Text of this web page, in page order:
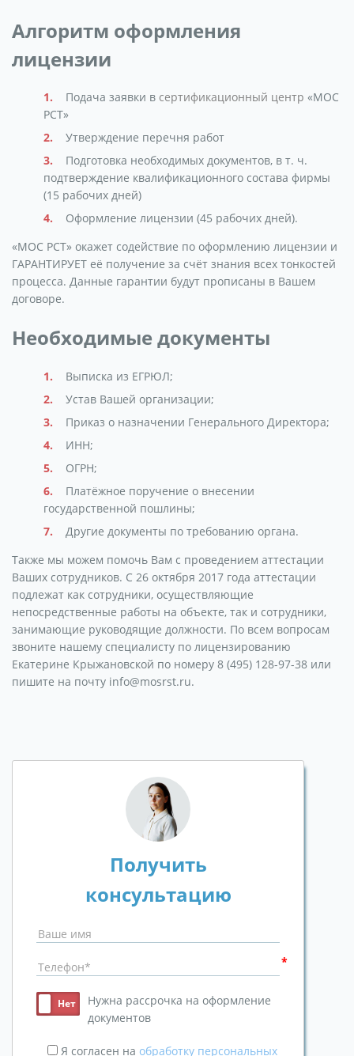
Алгоритм оформления
лицензии
Подача заявки в сертификационный центр «МОС
РСТ»
Утверждение перечня работ
Подготовка необходимых документов, в т. ч.
подтверждение квалификационного состава фирмы
(15 рабочих дней)
Оформление лицензии (45 рабочих дней).
«МОС РСТ» окажет содействие по оформлению лицензии и
ГАРАНТИРУЕТ её получение за счёт знания всех тонкостей
процесса. Данные гарантии будут прописаны в Вашем
договоре.
Необходимые документы
Выписка из ЕГРЮЛ;
Устав Вашей организации;
Приказ о назначении Генерального Директора;
ИНН;
ОГРН;
Платёжное поручение о внесении
государственной пошлины;
Другие документы по требованию органа.
Также мы можем помочь Вам с проведением аттестации
Ваших сотрудников. С 26 октября 2017 года аттестации
подлежат как сотрудники, осуществляющие
непосредственные работы на объекте, так и сотрудники,
занимающие руководящие должности. По всем вопросам
звоните нашему специалисту по лицензированию
Екатерине Крыжановской по номеру 8 (495) 128-97-38 или
пишите на почту info@mosrst.ru.
Получить
консультацию
Нужна рассрочка на оформление
документов
Я согласен на обработку персональных